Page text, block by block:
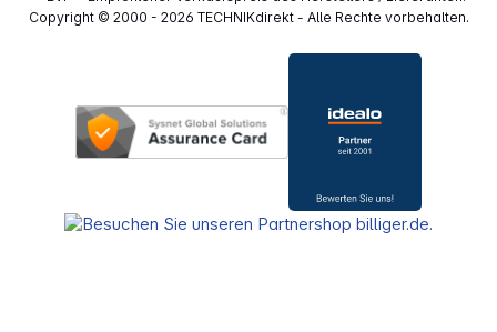
Copyright © 2000 - 2026 TECHNIKdirekt - Alle Rechte vorbehalten.